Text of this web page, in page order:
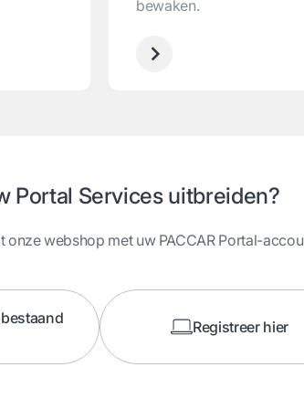
bewaken.
Portal Services uitbreiden?
onze webshop met uw PACCAR Portal-
Registreer hier